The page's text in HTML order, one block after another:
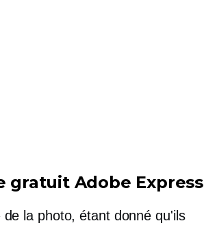
gratuit Adobe Express
la photo, étant donné qu'ils